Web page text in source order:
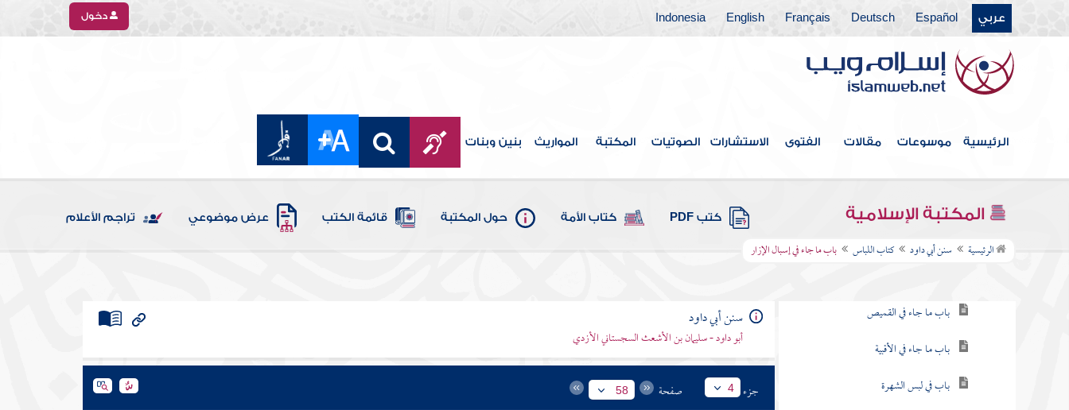
عربي Español
Deutsch
Français
English
Indonesia دخول
الرئيسية موسوعات مقالات الفتوى الاستشارات الصوتيات المكتبة المواريث بنين وبنات
المكتبة الإسلامية كتب PDF كتاب الأمة حول المكتبة قائمة الكتب عرض موضوعي تراجم الأعلام
الرئيسية سنن أبي داود كتاب اللباس باب ما جاء في إسبال الإزار
كتاب الأشربة
كتاب الأطعمة
كتاب الطب
كتاب الحمام
كتاب اللباس
باب ما جاء في القميص
باب ما جاء في الأقبية
باب في لبس الشهرة
سنن أبي داود
أبو داود - سليمان بن الأشعث السجستاني الأزدي
جزء 4 صفحة 58